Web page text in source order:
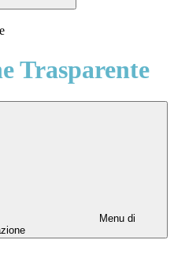
Trasparente
Menu di